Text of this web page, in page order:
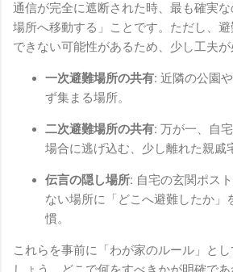
通信が完全に遮断された時、最も確実
場所へ移動する」ことです。ただし、
できない可能性があるため、少し工夫が
一次避難場所の共有: 近隣の公園
ず集まる場所。
二次避難場所の共有: 万が一、自
場合に逃げ込む、少し離れた親戚
伝言の隠し場所: 自宅の玄関ポス
ない場所に「どこへ避難したか」
慣。
これらを事前に「わが家のルール」と